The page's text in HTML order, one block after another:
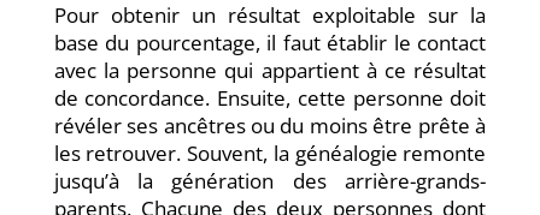
Pour obtenir un résultat exploitable sur la
base du pourcentage, il faut établir le contact
avec la personne qui appartient à ce résultat
de concordance. Ensuite, cette personne doit
révéler ses ancêtres ou du moins être prête à
les retrouver. Souvent, la généalogie remonte
jusqu’à la génération des arrière-grands-
parents. Chacune des deux personnes dont